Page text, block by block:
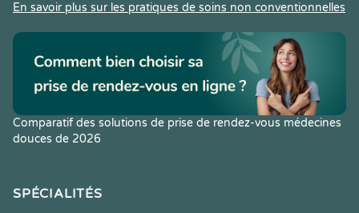
En savoir plus sur les pratiques de soins non conventionnelles
Comparatif des solutions de prise de rendez-vous médecines
douces de 2026
SPÉCIALITÉS